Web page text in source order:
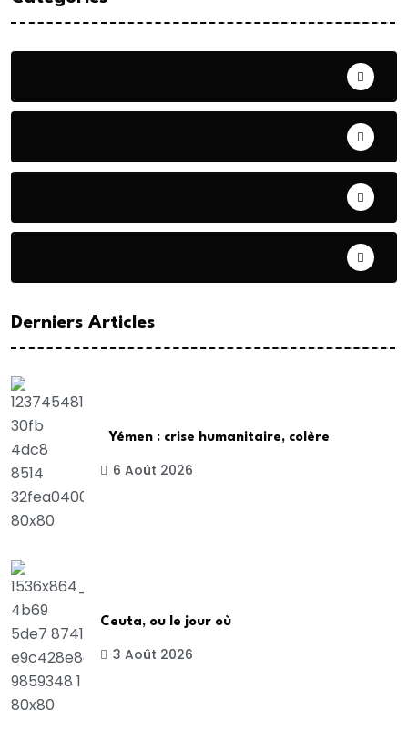
Derniers Articles
Yémen : crise humanitaire, colère
6 Août 2026
Ceuta, ou le jour où
3 Août 2026